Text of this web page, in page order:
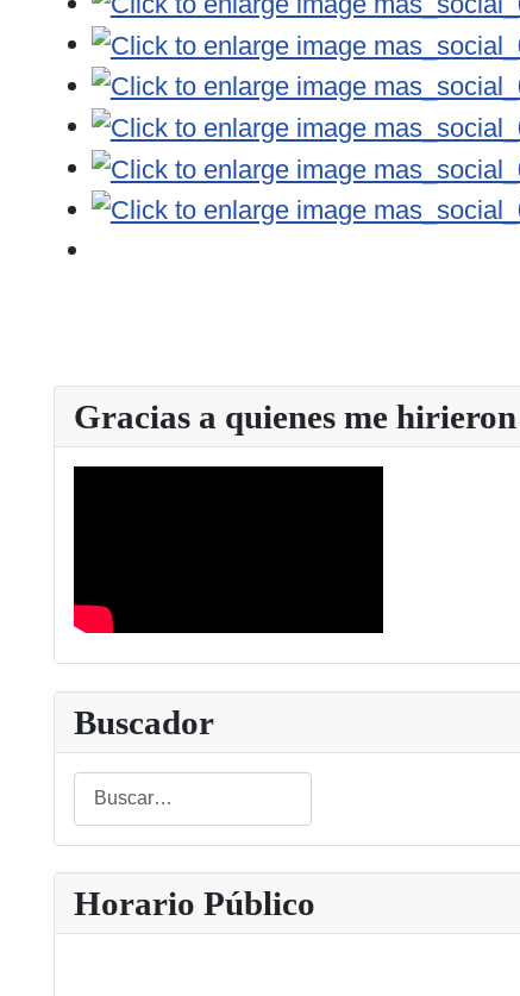
Gracias a quienes me hirieron
Buscador
Buscar
Type 2 or more characters for results.
Horario Público